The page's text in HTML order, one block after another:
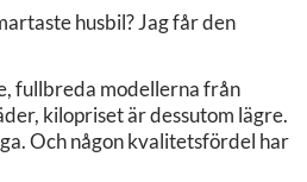
husbil? Jag får den
fullbreda modellerna från
kilopriset är dessutom lägre.
Och någon kvalitetsfördel har